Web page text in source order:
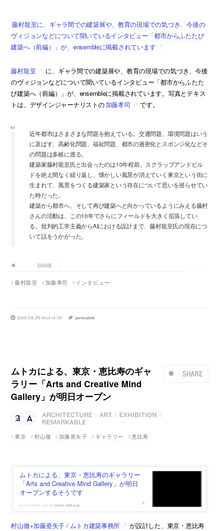
藤村龍至に、ギャラ間での建築展や、教育の現場での気づき、今後の
ヴィジョンなどについて聞いているインタビュー「都市からふたたび
建築へ（前編）」が、ensembleに掲載されています
藤村龍至
に、ギャラ間での建築展や、教育の現場での気づき、今後
のヴィジョンなどについて聞いているインタビュー「都市からふたた
び建築へ（前編）」が、ensembleに掲載されています。写真とテキス
トは、デザインジャーナリストの加藤孝司 です。
近年都市はさまざまな問題を抱えている。交通問題、環境問題はいう
に及ばす、高齢化問題、福祉問題、都市の過密化とスポンジ化などそ
の問題は多岐に渡る。
建築家藤村龍至氏と出会ったのは10年程前。スクラップアンドビル
ドを絶え間なく繰り返し、懐かしい風景が消えていく東京という街に
生まれて、風景をつくる建築家という存在について思いを巡らせてい
た時だった。
建築から都市へ、そして再び建築へと向かっているようにみえる藤村
さんの活動は、この10年でさらにフィールドを大きく拡張してい
る。批判的工学主義からAIにおける設計まで、藤村龍至氏の現在につ
いて話をうかがった。
SHARE
藤村龍至 加藤孝司 インタビュー
2018.08.29 Wed 14:30 permalink
SHARE
ムトカによる、東京・恵比寿のギャ
ラリー「Arts and Creative Mind
Gallery」が明日オープン
ARCHITECTURE ART EXHIBITION
REMARKABLE
東京
村山徹 加藤亜矢子 ギャラリー 恵比寿
ムトカによる、東京・恵比寿のギャラリー
「Arts and Creative Mind Gallery」が明日
オープンするそうです
www.mtka.jp
村山徹+加藤亜矢子 / ムトカ建築事務所
が設計した、東京・恵比寿